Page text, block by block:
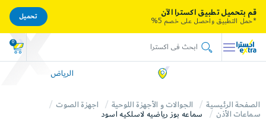
0
الرياض
الصفحة الرئيسية الجوالات و الأجهزة اللوحية
اجهزة الصوت
سماعات الأذن
سماعه بوز رياضيه لاسلكيه اسود
قم بتحميل تطبيق اكسترا الآن
*حمل التطبيق واحصل على خصم 5%
تحميل